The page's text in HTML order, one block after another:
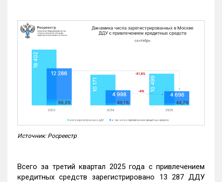
Источник: Росреестр
Всего за третий квартал 2025 года с привлечением
кредитных средств зарегистрировано 13 287 ДДУ